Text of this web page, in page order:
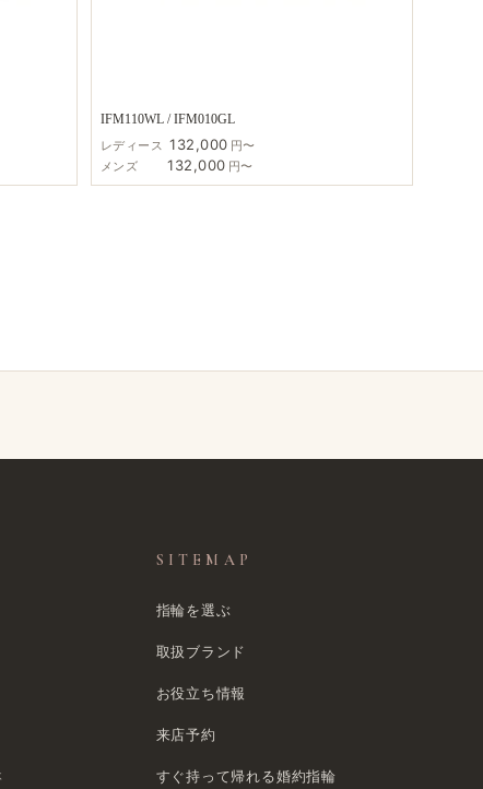
IFM110WL / IFM010GL
レディース 132,000 円〜
メンズ
132,000 円〜
SITEMAP
指輪を選ぶ
取扱ブランド
お役立ち情報
来店予約
すぐ​持って帰れる​婚約指輪